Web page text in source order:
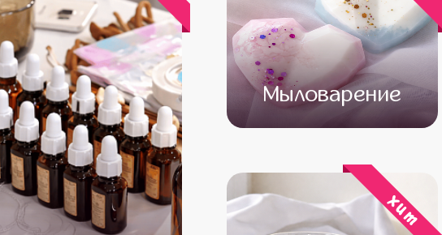
Мыловарение
хит